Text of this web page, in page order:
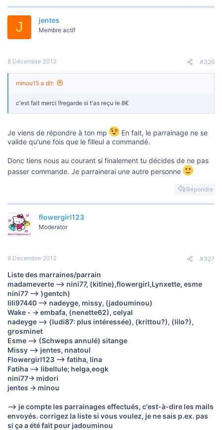
J jentes
Membre actif
8 Décembre 2012 #326
minou15 a dit:
c'est fait merci !!regarde si t'as reçu le 8€
Je viens de répondre à ton mp
En fait, le parrainage ne se
valide qu'une fois que le filleul a commandé.
Donc tiens nous au courant si finalement tu décides de ne pas
passer commande. Je parrainerai une autre personne
Répondre
flowergirl123
Moderator
8 Décembre 2012 #327
Liste des marraines/parrain
madameverte --> nini77, (kitine),flowergirl,Lynxette, esme
nini77 --> )gentch)
lili97440 --> nadeyge, missy, (jadouminou)
Wake - -> embafa, (nenette62), celyal
nadeyge --> (ludi87: plus intéressée), (krittou?), (lilo?),
grosminet
Esme --> (Schweps annulé) sitange
Missy --> jentes, nnatoul
Flowergirl123 --> fatiha, lina
Fatiha --> libellule; helga,eogk
nini77-> midori
jentes -> minou
--> je compte les parrainages effectués, c'est-à-dire les mails
envoyés. corrigez la liste si vous voulez, je ne sais p.ex. pas
si ça a été fait pour jadouminou